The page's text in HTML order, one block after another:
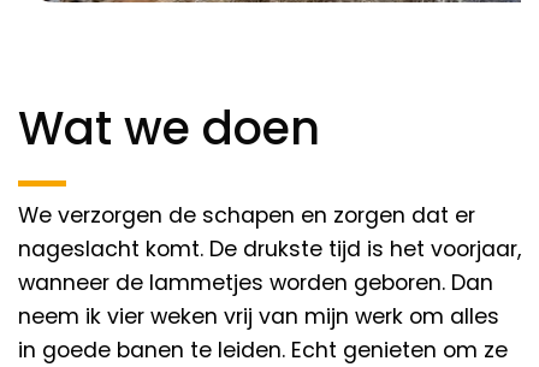
Wat we doen
We verzorgen de schapen en zorgen dat er
nageslacht komt. De drukste tijd is het voorjaar,
wanneer de lammetjes worden geboren. Dan
neem ik vier weken vrij van mijn werk om alles
in goede banen te leiden. Echt genieten om ze